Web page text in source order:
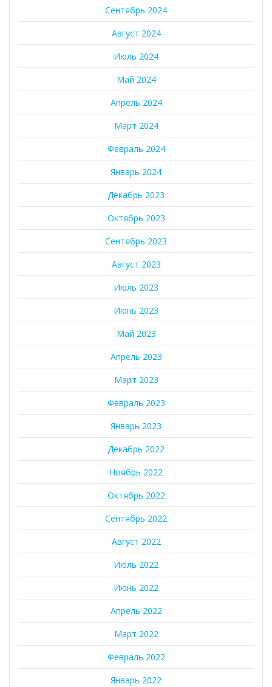
Сентябрь 2024
Август 2024
Июль 2024
Май 2024
Апрель 2024
Март 2024
Февраль 2024
Январь 2024
Декабрь 2023
Октябрь 2023
Сентябрь 2023
Август 2023
Июль 2023
Июнь 2023
Май 2023
Апрель 2023
Март 2023
Февраль 2023
Январь 2023
Декабрь 2022
Ноябрь 2022
Октябрь 2022
Сентябрь 2022
Август 2022
Июль 2022
Июнь 2022
Апрель 2022
Март 2022
Февраль 2022
Январь 2022